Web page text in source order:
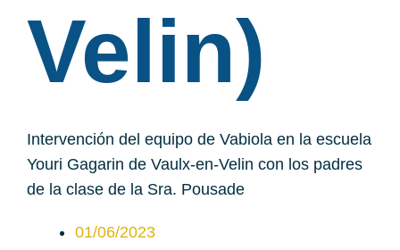
Velin)
Intervención del equipo de Vabiola en la escuela
Youri Gagarin de Vaulx-en-Velin con los padres
de la clase de la Sra. Pousade
01/06/2023